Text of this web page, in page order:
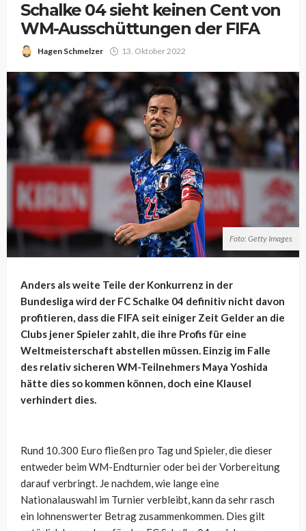
Schalke 04 sieht keinen Cent von
WM-Ausschüttungen der FIFA
Hagen Schmelzer 13. Oktober 2022
Foto: Getty Images
Anders als weite Teile der Konkurrenz in der
Bundesliga wird der FC Schalke 04 definitiv nicht davon
profitieren, dass die FIFA seit einiger Zeit Gelder an die
Clubs jener Spieler zahlt, die ihre Profis für eine
Weltmeisterschaft abstellen müssen. Einzig im Falle
des relativ sicheren WM-Teilnehmers Maya Yoshida
hätte dies so kommen können, doch eine Klausel
verhindert dies.
Rund 10.300 Euro fließen pro Tag und Spieler, die dieser
entweder beim WM-Endturnier oder bei der Vorbereitung
darauf verbringt. Je nachdem, wie lange eine
Nationalauswahl im Turnier verbleibt, kann da sehr rasch
ein lohnenswerter Betrag zusammenkommen. Dies gilt